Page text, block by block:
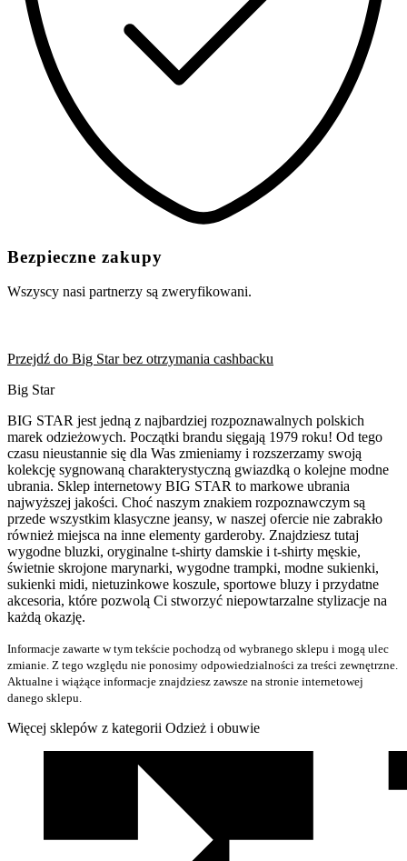
Bezpieczne zakupy
Wszyscy nasi partnerzy są zweryfikowani.
Przejdź do Big Star bez otrzymania cashbacku
Big Star
BIG STAR jest jedną z najbardziej rozpoznawalnych polskich
marek odzieżowych. Początki brandu sięgają 1979 roku! Od tego
czasu nieustannie się dla Was zmieniamy i rozszerzamy swoją
kolekcję sygnowaną charakterystyczną gwiazdką o kolejne modne
ubrania. Sklep internetowy BIG STAR to markowe ubrania
najwyższej jakości. Choć naszym znakiem rozpoznawczym są
przede wszystkim klasyczne jeansy, w naszej ofercie nie zabrakło
również miejsca na inne elementy garderoby. Znajdziesz tutaj
wygodne bluzki, oryginalne t-shirty damskie i t-shirty męskie,
świetnie skrojone marynarki, wygodne trampki, modne sukienki,
sukienki midi, nietuzinkowe koszule, sportowe bluzy i przydatne
akcesoria, które pozwolą Ci stworzyć niepowtarzalne stylizacje na
każdą okazję.
Informacje zawarte w tym tekście pochodzą od wybranego sklepu i mogą ulec
zmianie. Z tego względu nie ponosimy odpowiedzialności za treści zewnętrzne.
Aktualne i wiążące informacje znajdziesz zawsze na stronie internetowej
danego sklepu.
Więcej sklepów z kategorii Odzież i obuwie